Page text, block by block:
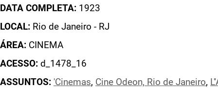
DATA COMPLETA: 1923
LOCAL: Rio de Janeiro - RJ
ÁREA: CINEMA
ACESSO: d_1478_16
ASSUNTOS: 'Cinemas, Cine Odeon, Rio de Janeiro,